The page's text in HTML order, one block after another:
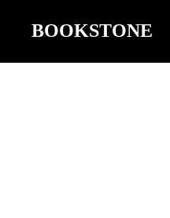
BOOKSTONE